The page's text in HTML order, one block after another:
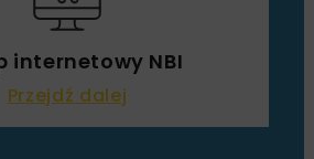
internetowy NBI
Przejdź dalej